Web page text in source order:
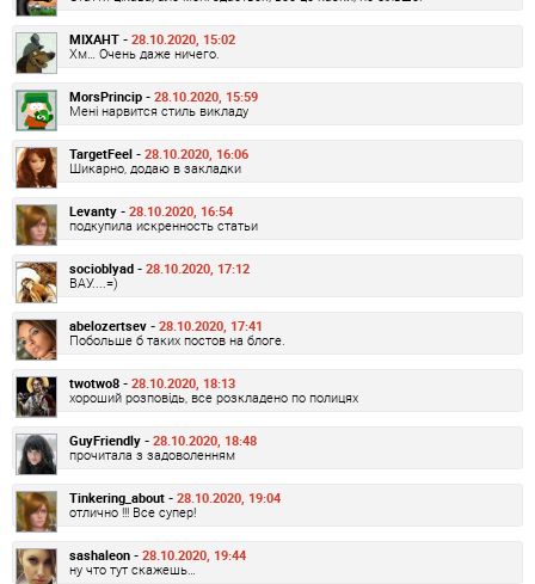
MIXAHT - 28.10.2020, 15:02
Хм… Очень даже ничего.
MorsPrincip - 28.10.2020, 15:59
Мені нарвится стиль викладу
TargetFeel - 28.10.2020, 16:06
Шикарно, додаю в закладки
Levanty - 28.10.2020, 16:54
подкупила искренность статьи
socioblyad - 28.10.2020, 17:12
ВАУ....=)
abelozertsev - 28.10.2020, 17:41
Побольше б таких постов на блоге.
twotwo8 - 28.10.2020, 18:13
хороший розповідь, все розкладено по полицях
GuyFriendly - 28.10.2020, 18:48
прочитала з задоволенням
Tinkering_about - 28.10.2020, 19:04
отлично !!! Все супер!
sashaleon - 28.10.2020, 19:44
ну что тут скажешь…